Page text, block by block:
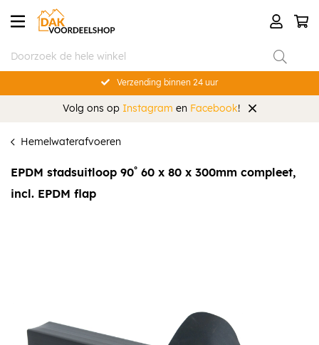
Verzending binnen 24 uur
Volg ons op Instagram en Facebook!
Hemelwaterafvoeren
EPDM stadsuitloop 90˚ 60 x 80 x 300mm compleet,
incl. EPDM flap